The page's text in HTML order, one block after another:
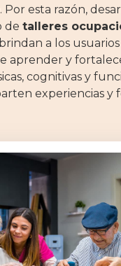
Por esta razón,
de talleres
a los usuarios
aprender y
cognitivas y
experiencias y